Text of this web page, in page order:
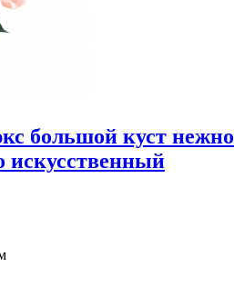
большой куст
искусственный